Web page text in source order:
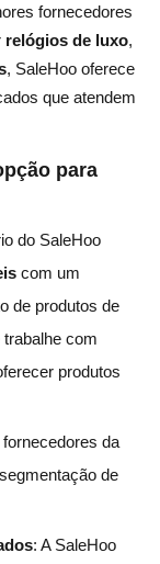
fornecedores
relógios de luxo,
, SaleHoo oferece
que atendem
para
do SaleHoo
com um
de produtos de
com
produtos
da
de
: A SaleHoo